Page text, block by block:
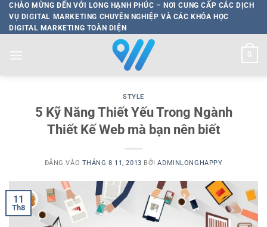
Bỏ
qua
nội
CHÀO MỪNG ĐẾN VỚI LONG HẠNH PHÚC – NƠI CUNG CẤP CÁC DỊCH
VỤ DIGITAL MARKETING CHUYÊN NGHIỆP VÀ CÁC KHÓA HỌC
DIGITAL MARKETING TOÀN DIỆN
0
STYLE
5 Kỹ Năng Thiết Yếu Trong Ngành
Thiết Kế Web mà bạn nên biết
ĐĂNG VÀO THÁNG 8 11, 2013 BỞIADMINLONGHAPPY
11
Th8